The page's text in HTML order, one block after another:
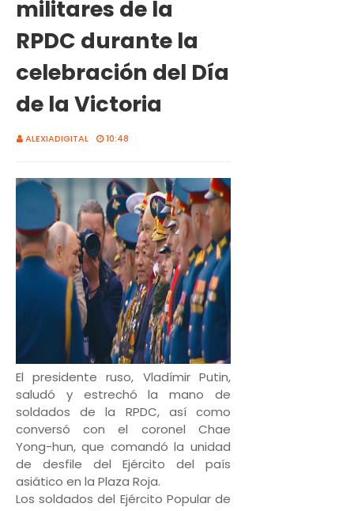
militares de la
RPDC durante la
celebración del Día
de la Victoria
ALEXIADIGITAL 10:48
El presidente ruso, Vladímir Putin,
saludó y estrechó la mano de
soldados de la RPDC, así como
conversó con el coronel Chae
Yong-hun, que comandó la unidad
de desfile del Ejército del país
asiático en la Plaza Roja.
Los soldados del Ejército Popular de